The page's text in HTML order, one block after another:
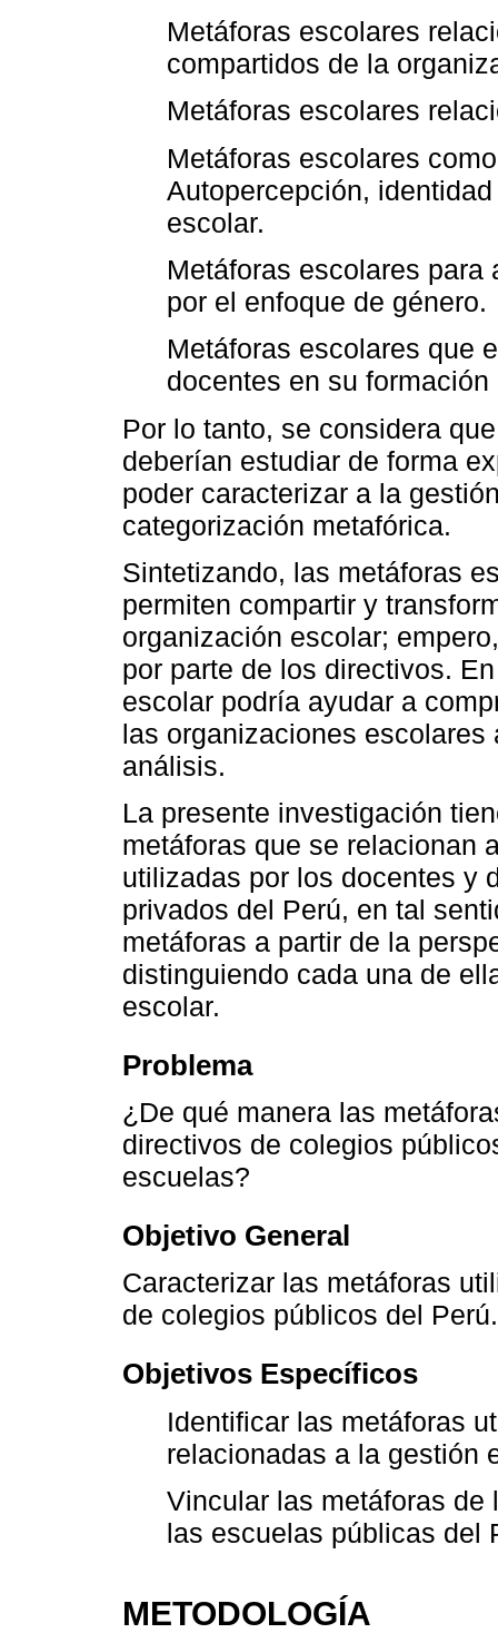
Metáforas escolares
compartidos de la
Metáforas escolares
Metáforas escolares
Autopercepción,
escolar.
Metáforas escolares
por el enfoque de género.
Metáforas escolares que
docentes en su
Por lo tanto, se considera
deberían estudiar de forma
poder caracterizar a la
categorización metafórica.
Sintetizando, las metáforas
permiten compartir y
organización escolar;
por parte de los directivos.
escolar podría ayudar a
las organizaciones
análisis.
La presente investigación
metáforas que se relacionan
utilizadas por los docentes y
privados del Perú, en tal
metáforas a partir de la
distinguiendo cada una de
escolar.
Problema
¿De qué manera las
directivos de colegios
escuelas?
Objetivo General
Caracterizar las metáforas
de colegios públicos del Perú.
Objetivos Específicos
Identificar las metáforas
relacionadas a la gestión
Vincular las metáforas
las escuelas públicas del
METODOLOGÍA